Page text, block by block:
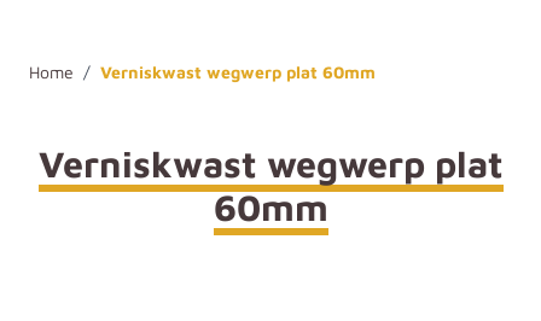
Home / Verniskwast wegwerp plat 60mm
Verniskwast wegwerp plat
60mm